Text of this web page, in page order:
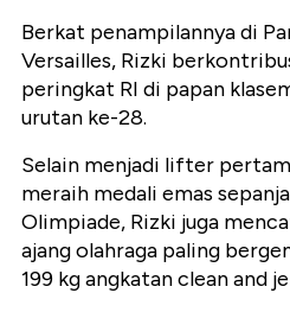
Berkat penampilannya di
Versailles, Rizki
peringkat RI di papan
urutan ke-28.
Selain menjadi lifter
meraih medali emas
Olimpiade, Rizki juga
ajang olahraga paling
199 kg angkatan clean and